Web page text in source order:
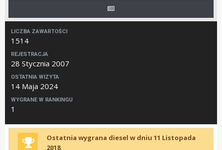
LICZBA ZAWARTOŚCI
1514
REJESTRACJA
28 Stycznia 2007
OSTATNIA WIZYTA
14 Maja 2024
WYGRANE W RANKINGU
1
Ostatnia wygrana diesel w dniu 11 Listopada
2018